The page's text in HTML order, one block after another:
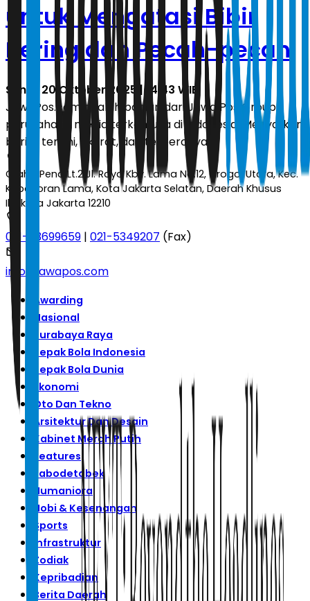
untuk Mengatasi Bibir
Kering dan Pecah-pecah
Senin, 20 Oktober 2025 | 14.43 WIB
JawaPos.com adalah bagian dari Jawa Pos Group,
perusahaan media terkemuka di Indonesia. Menyajikan
berita terkini, akurat, dan terpercaya.
Graha Pena Lt.2 Jl. Raya Kby. Lama No.12, Grogol Utara, Kec.
Kebayoran Lama, Kota Jakarta Selatan, Daerah Khusus
Ibukota Jakarta 12210
021-53699659 | 021-5349207 (Fax)
info@jawapos.com
Awarding
Nasional
Surabaya Raya
Sepak Bola Indonesia
Sepak Bola Dunia
Ekonomi
Oto Dan Tekno
Arsitektur Dan Desain
Kabinet Merah Putih
Features
Jabodetabek
Humaniora
Hobi & Kesenangan
Sports
Infrastruktur
Zodiak
Kepribadian
Berita Daerah